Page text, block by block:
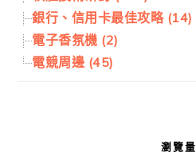
銀行、信用卡最佳攻略 (14)
電子香氛機 (2)
電競周邊 (45)
瀏覽量